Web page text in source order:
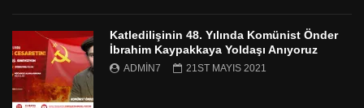
Katledilişinin 48. Yılında Komünist Önder
İbrahim Kaypakkaya Yoldaşı Anıyoruz
ADMIN7 21ST MAYIS 2021